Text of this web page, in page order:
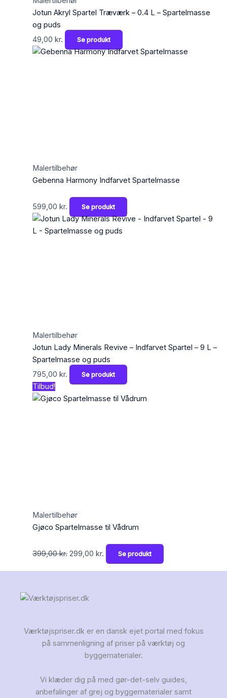
Jotun Akryl Spartel Træværk – 0.4 L – Spartelmasse
og puds
49,00 kr. Se produkt
Malertilbehør
Gebenna Harmony Indfarvet Spartelmasse
599,00 kr. Se produkt
Malertilbehør
Jotun Lady Minerals Revive – Indfarvet Spartel – 9 L –
Spartelmasse og puds
795,00 kr. Se produkt
Tilbud!
Malertilbehør
Gjøco Spartelmasse til Vådrum
399,00kr. 299,00 kr. Se produkt
Værktøjspriser.dk er en dansk ejet portal med fokus
på sammenligning af priser på værktøj og
byggematerialer.
Vi klæder dig på med gør-det-selv guides,
anbefalinger af grej og byggematerialer samt